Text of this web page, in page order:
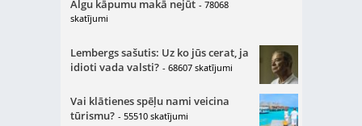
Algu kāpumu makā nejūt - 78068
skatījumi
Lembergs sašutis: Uz ko jūs cerat, ja
idioti vada valsti? - 68607 skatījumi
Vai klātienes spēļu nami veicina
tūrismu? - 55510 skatījumi